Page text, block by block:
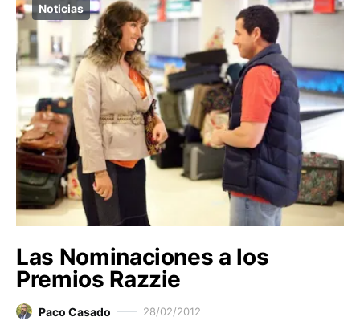
Noticias
Las Nominaciones a los
Premios Razzie
Paco Casado 28/02/2012